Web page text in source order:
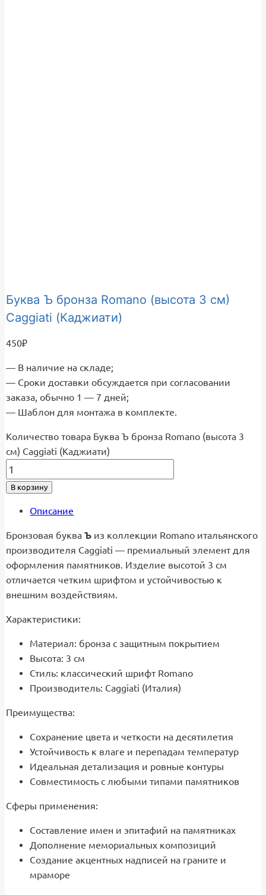
Буква Ъ бронза Romano (высота 3 см)
Caggiati (Каджиати)
450₽
— В наличие на складе;
— Сроки доставки обсуждается при согласовании
заказа, обычно 1 — 7 дней;
— Шаблон для монтажа в комплекте.
Количество товара Буква Ъ бронза Romano (высота 3
см) Caggiati (Каджиати)
В корзину
Описание
Бронзовая букваЪ из коллекции Romano итальянского
производителя Caggiati — премиальный элемент для
оформления памятников. Изделие высотой 3 см
отличается четким шрифтом и устойчивостью к
внешним воздействиям.
Характеристики:
Материал: бронза с защитным покрытием
Высота: 3 см
Стиль: классический шрифт Romano
Производитель: Caggiati (Италия)
Преимущества:
Сохранение цвета и четкости на десятилетия
Устойчивость к влаге и перепадам температур
Идеальная детализация и ровные контуры
Совместимость с любыми типами памятников
Сферы применения:
Составление имен и эпитафий на памятниках
Дополнение мемориальных композиций
Создание акцентных надписей на граните и
мраморе